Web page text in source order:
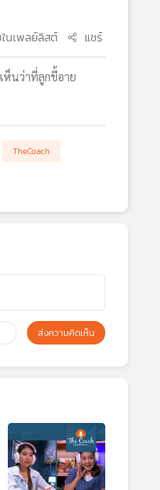
นเพลย์ลิสต์ แชร์
ห็นว่าที่ลูกขี้อาย
TheCoach
ส่งความคิดเห็น